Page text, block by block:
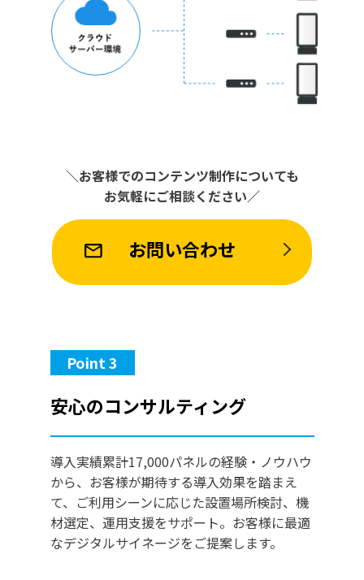
＼お客様でのコンテンツ制作についても
お気軽にご相談ください／
お問い合わせ
Point 3
安心のコンサルティング
導入実績累計17,000パネルの経験・ノウハウ
から、お客様が期待する導入効果を踏まえ
て、ご利用シーンに応じた設置場所検討、機
材選定、運用支援をサポート。お客様に最適
なデジタルサイネージをご提案します。